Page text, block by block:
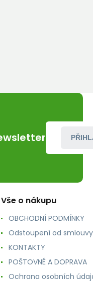
Vše o nákupu
OBCHODNÍ PODMÍNKY
Odstoupení od smlouvy
KONTAKTY
POŠTOVNÉ A DOPRAVA
Ochrana osobních